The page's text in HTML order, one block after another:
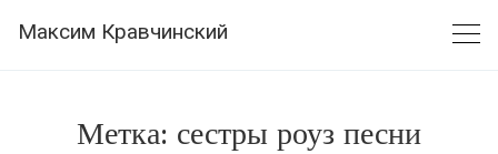
Максим Кравчинский
Метка: сестры роуз песни